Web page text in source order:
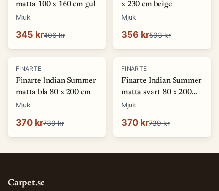
matta 100 x 160 cm gul
Mjuk
345 kr406 kr
x 230 cm beige
Mjuk
356 kr593 kr
-50 %
FINARTE
Finarte Indian Summer
matta blå 80 x 200 cm
Mjuk
370 kr739 kr
-50 %
FINARTE
Finarte Indian Summer
matta svart 80 x 200
cm
Mjuk
370 kr739 kr
Carpet.se